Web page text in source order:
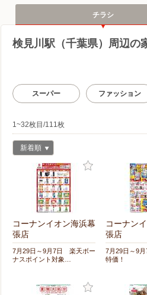
チラシ
検見川駅（千葉県）周辺の
スーパー ファッション
1~32枚目/111枚
新着順
コーナンイオン海浜幕
張店
7月29日～9月7日 楽天ボー
ナスポイント対象…
コーナン
張店
7月29日～9
特価！